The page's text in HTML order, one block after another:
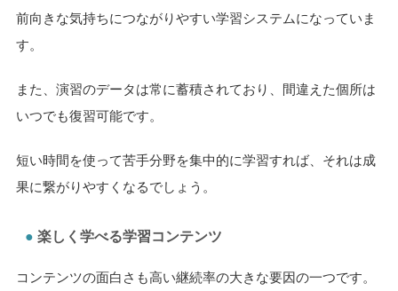
前向きな気持ちにつながりやすい学習システムになっていま
す。
また、演習のデータは常に蓄積されており、間違えた個所は
いつでも復習可能です。
短い時間を使って苦手分野を集中的に学習すれば、それは成
果に繋がりやすくなるでしょう。
楽しく学べる学習コンテンツ
コンテンツの面白さも高い継続率の大きな要因の一つです。